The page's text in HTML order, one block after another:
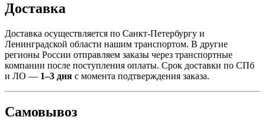
Доставка
Доставка осуществляется по Санкт-Петербургу и
Ленинградской области нашим транспортом. В другие
регионы России отправляем заказы через транспортные
компании после поступления оплаты. Срок доставки по СПб
и ЛО — 1–3 дня с момента подтверждения заказа.
Самовывоз